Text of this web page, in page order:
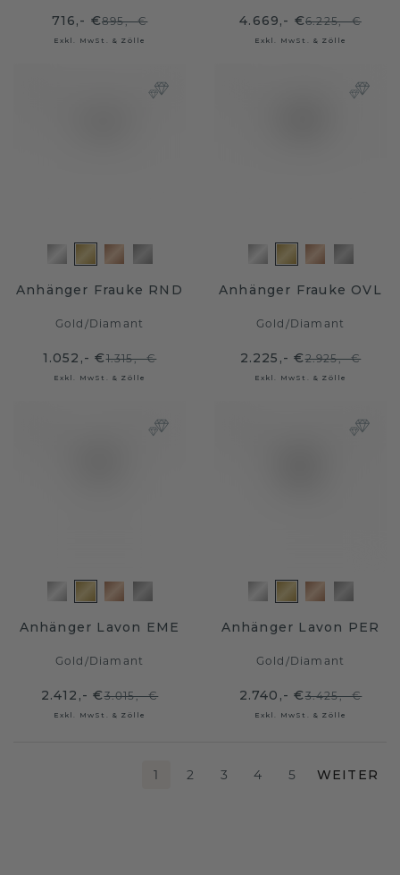
716,- €895,- €
Exkl. MwSt. & Zölle
4.669,- €6.225,- €
Exkl. MwSt. & Zölle
Anhänger Frauke RND
Gold /Diamant
1.052,- €1.315,- €
Exkl. MwSt. & Zölle
Anhänger Frauke OVL
Gold /Diamant
2.225,- €2.925,- €
Exkl. MwSt. & Zölle
Anhänger Lavon EME
Gold /Diamant
2.412,- €3.015,- €
Exkl. MwSt. & Zölle
Anhänger Lavon PER
Gold /Diamant
2.740,- €3.425,- €
Exkl. MwSt. & Zölle
1 2 3 4 5 WEITER